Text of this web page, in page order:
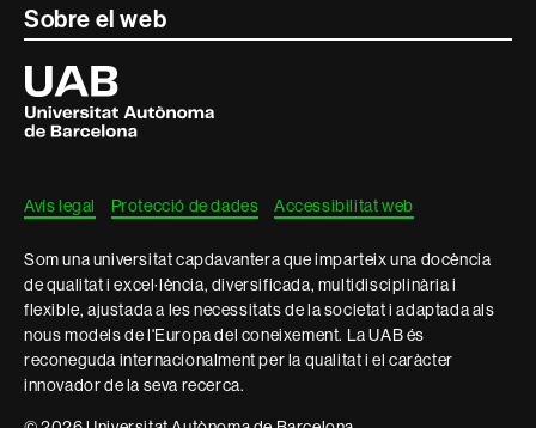
Contacte
informació
legal
Sobre el web
Universitat
Autònoma
de
Barcelona
Avís legal Protecció de dades Accessibilitat web
Som una universitat capdavantera que imparteix una docència
de qualitat i excel·lència, diversificada, multidisciplinària i
flexible, ajustada a les necessitats de la societat i adaptada als
nous models de l'Europa del coneixement. La UAB és
reconeguda internacionalment per la qualitat i el caràcter
innovador de la seva recerca.